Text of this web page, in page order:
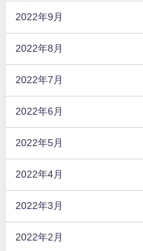
2022年9月
2022年8月
2022年7月
2022年6月
2022年5月
2022年4月
2022年3月
2022年2月